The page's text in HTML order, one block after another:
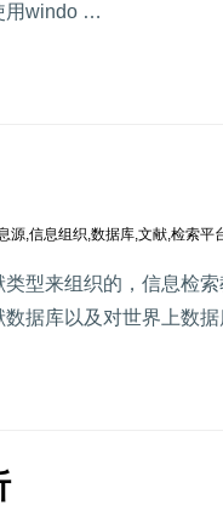
用windo …
源,信息组织,数据库,文献,检索平
型来组织的，信息检
据库以及对世界上数